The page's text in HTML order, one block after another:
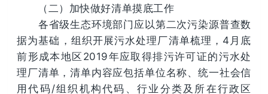
（二）加快做好清单摸底工作
各省级生态环境部门应以第二次污染源普查数
据为基础，组织开展污水处理厂清单梳理，4月底
前形成本地区2019年应取得排污许可证的污水处
理厂清单，清单内容应包括单位名称、统一社会信
用代码/组织机构代码、行业分类及所在行政区